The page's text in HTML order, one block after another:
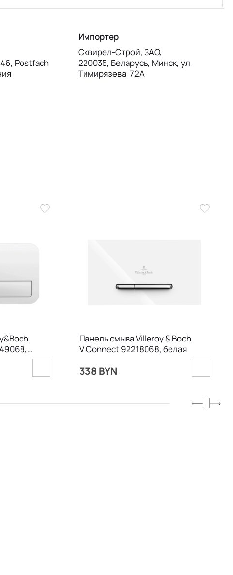
Postfach
Импортер
Сквирел-Строй, ЗАО,
220035, Беларусь, Минск, ул.
Тимирязева, 72А
Панель смыва Villeroy & Boch
ViConnect 92218068, белая
338 BYN